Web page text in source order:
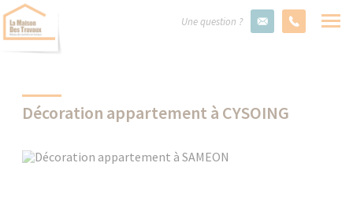
Une question ?
Décoration appartement à CYSOING